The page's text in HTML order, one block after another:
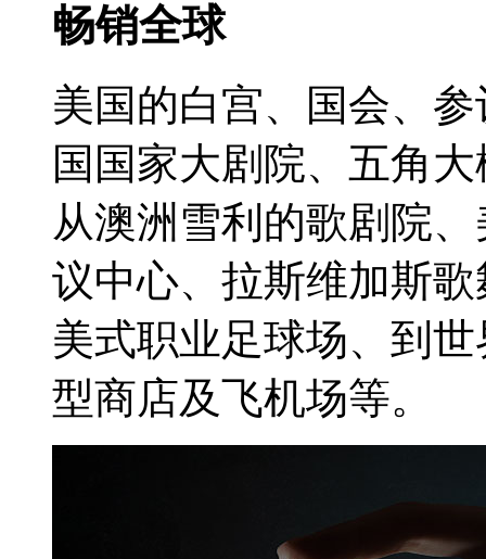
畅销全球
美国的白宫、国会、
国国家大剧院、五角
从澳洲雪利的歌剧院
议中心、拉斯维加斯
美式职业足球场、到
型商店及飞机场等。